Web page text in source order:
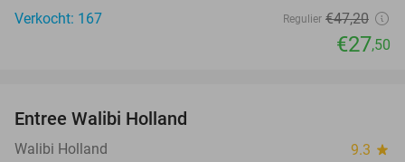
Verkocht: 167
Regulier €47,20
€27,50
Entree Walibi Holland
Walibi Holland 9.3 star